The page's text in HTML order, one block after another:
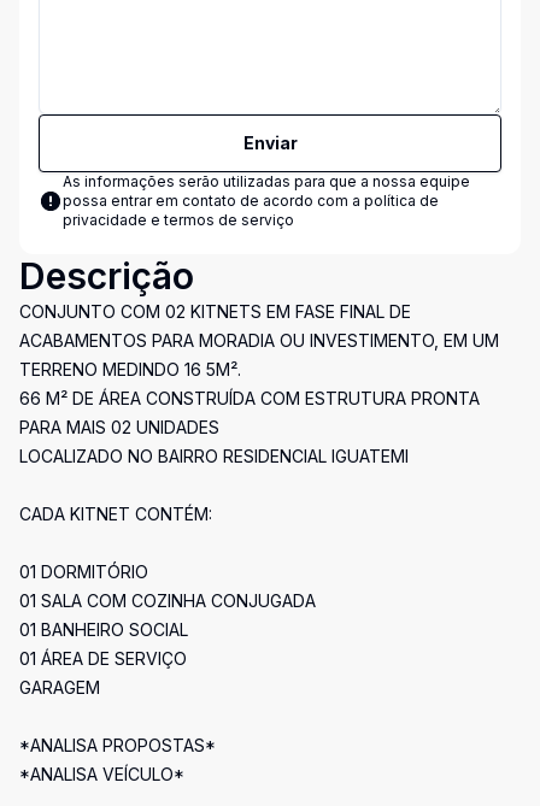
Enviar
As informações serão utilizadas para que a nossa equipe
possa entrar em contato de acordo com a política de
privacidade e termos de serviço
Descrição
CONJUNTO COM 02 KITNETS EM FASE FINAL DE
ACABAMENTOS PARA MORADIA OU INVESTIMENTO, EM UM
TERRENO MEDINDO 16 5M².
66 M² DE ÁREA CONSTRUÍDA COM ESTRUTURA PRONTA
PARA MAIS 02 UNIDADES
LOCALIZADO NO BAIRRO RESIDENCIAL IGUATEMI
CADA KITNET CONTÉM:
01 DORMITÓRIO
01 SALA COM COZINHA CONJUGADA
01 BANHEIRO SOCIAL
01 ÁREA DE SERVIÇO
GARAGEM
*ANALISA PROPOSTAS*
*ANALISA VEÍCULO*